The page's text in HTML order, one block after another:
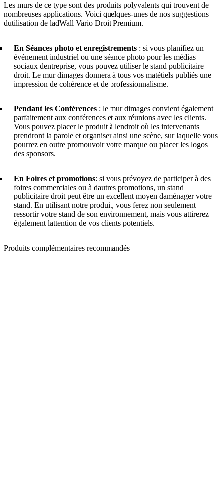
Les murs de ce type sont des produits polyvalents qui trouvent de
nombreuses applications. Voici quelques-unes de nos suggestions
dutilisation de ladWall Vario Droit Premium.
En Séances photo et enregistrements : si vous planifiez un
événement industriel ou une séance photo pour les médias
sociaux dentreprise, vous pouvez utiliser le stand publicitaire
droit. Le mur dimages donnera à tous vos matétiels publiés une
impression de cohérence et de professionnalisme.
Pendant les Conférences : le mur dimages convient également
parfaitement aux conférences et aux réunions avec les clients.
Vous pouvez placer le produit à lendroit où les intervenants
prendront la parole et organiser ainsi une scène, sur laquelle vous
pourrez en outre promouvoir votre marque ou placer les logos
des sponsors.
En Foires et promotions: si vous prévoyez de participer à des
foires commerciales ou à dautres promotions, un stand
publicitaire droit peut être un excellent moyen daménager votre
stand. En utilisant notre produit, vous ferez non seulement
ressortir votre stand de son environnement, mais vous attirerez
également lattention de vos clients potentiels.
Produits complémentaires recommandés